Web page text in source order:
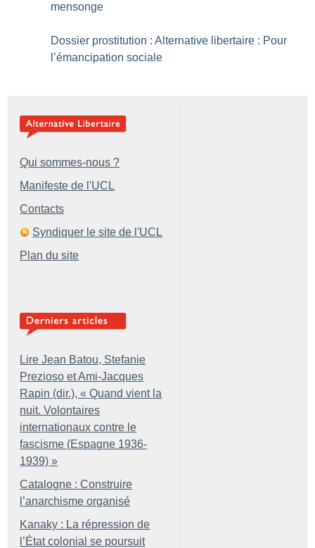
mensonge
Dossier prostitution : Alternative libertaire : Pour
l’émancipation sociale
Qui sommes-nous ?
Manifeste de l'UCL
Contacts
Syndiquer le site de l'UCL
Plan du site
Lire Jean Batou, Stefanie
Prezioso et Ami-Jacques
Rapin (dir.), « Quand vient la
nuit. Volontaires
internationaux contre le
fascisme (Espagne 1936-
1939) »
Catalogne : Construire
l’anarchisme organisé
Kanaky : La répression de
l’État colonial se poursuit